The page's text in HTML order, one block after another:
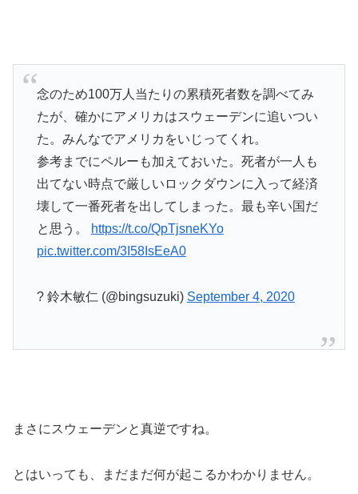
念のため100万人当たりの累積死者数を調べてみ
たが、確かにアメリカはスウェーデンに追いつい
た。みんなでアメリカをいじってくれ。
参考までにペルーも加えておいた。死者が一人も
出てない時点で厳しいロックダウンに入って経済
壊して一番死者を出してしまった。最も辛い国だ
と思う。
https://t.co/QpTjsneKYo
pic.twitter.com/3I58IsEeA0
? 鈴木敏仁 (@bingsuzuki) September 4, 2020
まさにスウェーデンと真逆ですね。
とはいっても、まだまだ何が起こるかわかりません。